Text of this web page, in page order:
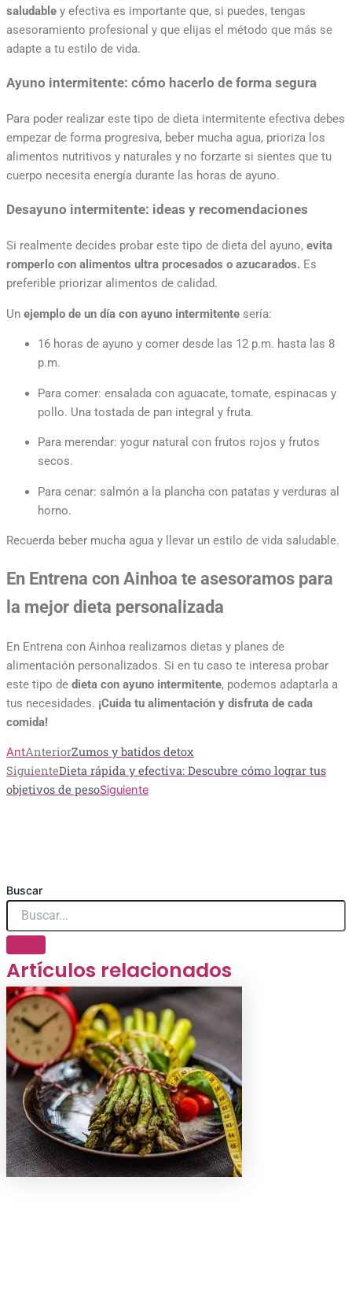
saludable y efectiva es importante que, si puedes, tengas
asesoramiento profesional y que elijas el método que más se
adapte a tu estilo de vida.
Ayuno intermitente: cómo hacerlo de forma segura
Para poder realizar este tipo de dieta intermitente efectiva debes
empezar de forma progresiva, beber mucha agua, prioriza los
alimentos nutritivos y naturales y no forzarte si sientes que tu
cuerpo necesita energía durante las horas de ayuno.
Desayuno intermitente: ideas y recomendaciones
Si realmente decides probar este tipo de dieta del ayuno, evita
romperlo con alimentos ultra procesados o azucarados. Es
preferible priorizar alimentos de calidad.
Un ejemplo de un día con ayuno intermitente sería:
16 horas de ayuno y comer desde las 12 p.m. hasta las 8
p.m.
Para comer: ensalada con aguacate, tomate, espinacas y
pollo. Una tostada de pan integral y fruta.
Para merendar: yogur natural con frutos rojos y frutos
secos.
Para cenar: salmón a la plancha con patatas y verduras al
horno.
Recuerda beber mucha agua y llevar un estilo de vida saludable.
En Entrena con Ainhoa te asesoramos para
la mejor dieta personalizada
En Entrena con Ainhoa realizamos dietas y planes de
alimentación personalizados. Si en tu caso te interesa probar
este tipo de dieta con ayuno intermitente, podemos adaptarla a
tus necesidades. ¡Cuida tu alimentación y disfruta de cada
comida!
AntAnteriorZumos y batidos detox
SiguienteDieta rápida y efectiva: Descubre cómo lograr tus
objetivos de pesoSiguiente
Buscar
Artículos relacionados